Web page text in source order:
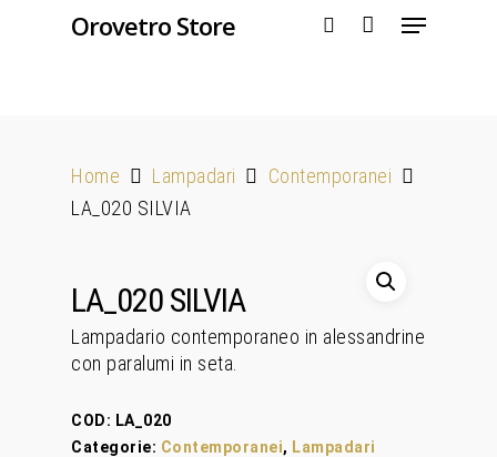
Orovetro Store
Home Lampadari
Contemporanei
LA_020 SILVIA
LA_020 SILVIA
Lampadario contemporaneo in alessandrine
con paralumi in seta.
COD: LA_020
Categorie: Contemporanei, Lampadari